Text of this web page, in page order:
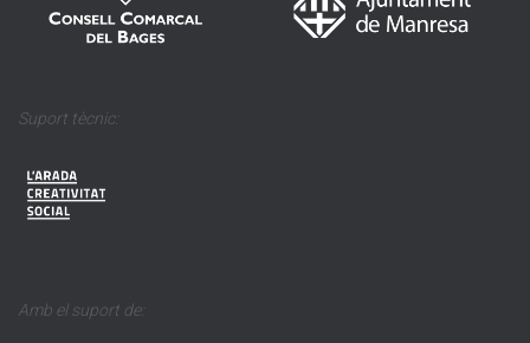
Suport tècnic:
Amb el suport de: